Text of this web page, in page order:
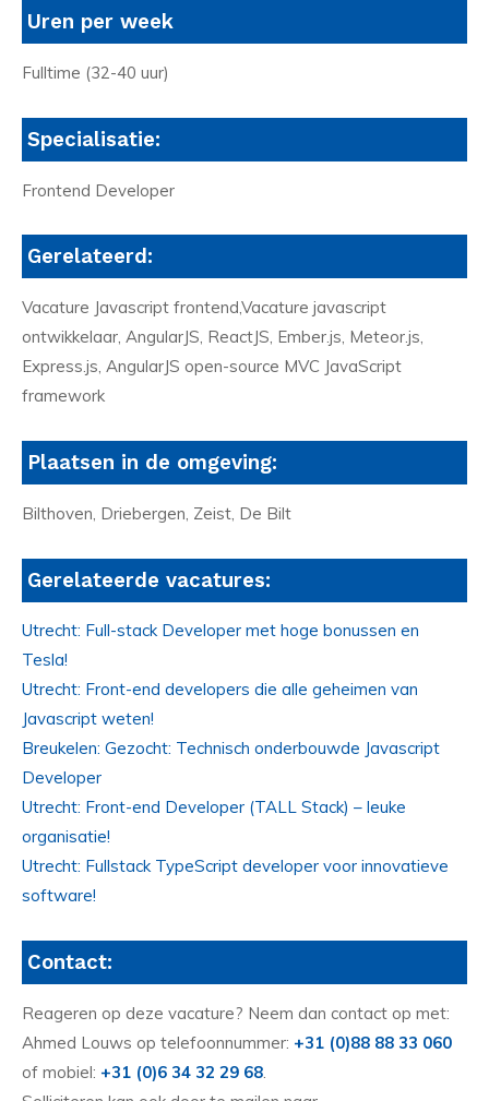
Uren per week
Fulltime (32-40 uur)
Specialisatie:
Frontend Developer
Gerelateerd:
Vacature Javascript frontend,Vacature javascript
ontwikkelaar, AngularJS, ReactJS, Ember.js, Meteor.js,
Express.js, AngularJS open-source MVC JavaScript
framework
Plaatsen in de omgeving:
Bilthoven, Driebergen, Zeist, De Bilt
Gerelateerde vacatures:
Utrecht: Full-stack Developer met hoge bonussen en
Tesla!
Utrecht: Front-end developers die alle geheimen van
Javascript weten!
Breukelen: Gezocht: Technisch onderbouwde Javascript
Developer
Utrecht: Front-end Developer (TALL Stack) – leuke
organisatie!
Utrecht: Fullstack TypeScript developer voor innovatieve
software!
Contact:
Reageren op deze vacature? Neem dan contact op met:
Ahmed Louws op telefoonnummer: +31 (0)88 88 33 060
of mobiel: +31 (0)6 34 32 29 68.